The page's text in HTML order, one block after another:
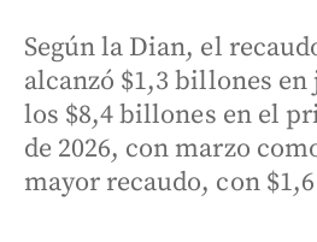
Según la Dian, el
alcanzó $1,3 billones
los $8,4 billones en el
de 2026, con marzo
mayor recaudo, con